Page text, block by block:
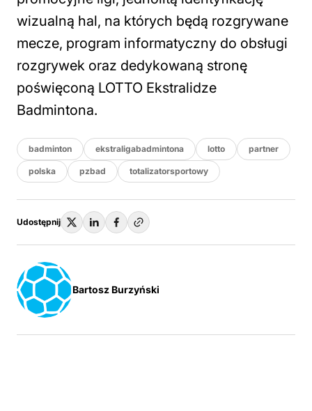
wizualną hal, na których będą rozgrywane
mecze, program informatyczny do obsługi
rozgrywek oraz dedykowaną stronę
poświęconą LOTTO Ekstralidze
Badmintona.
badminton ekstraligabadmintona lotto partner
polska pzbad totalizatorsportowy
Udostępnij
Bartosz Burzyński